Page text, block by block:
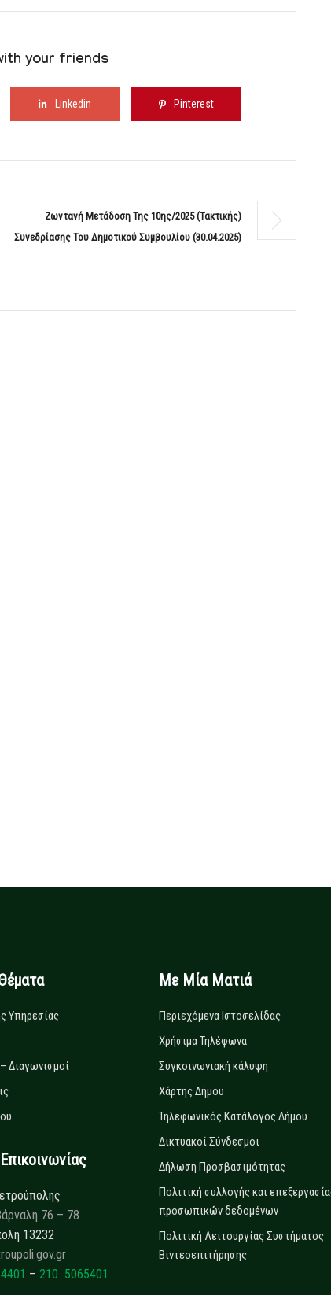
your friends
Linkedin Pinterest
Ζωντανή Μετάδοση Της 10ης/2025 (Τακτικής)
Συνεδρίασης Του Δημοτικού Συμβουλίου (30.04.2025)
Υπηρεσίας
Διαγωνισμοί
76 – 78
13232
– 210 5065401
Με Μία Ματιά
Περιεχόμενα Ιστοσελίδας
Χρήσιμα Τηλέφωνα
Συγκοινωνιακή κάλυψη
Χάρτης Δήμου
Τηλεφωνικός Κατάλογος Δήμου
Δικτυακοί Σύνδεσμοι
Δήλωση Προσβασιμότητας
Πολιτική συλλογής και
προσωπικών δεδομένων
Πολιτική Λειτουργίας Συστήματος
Βιντεοεπιτήρησης